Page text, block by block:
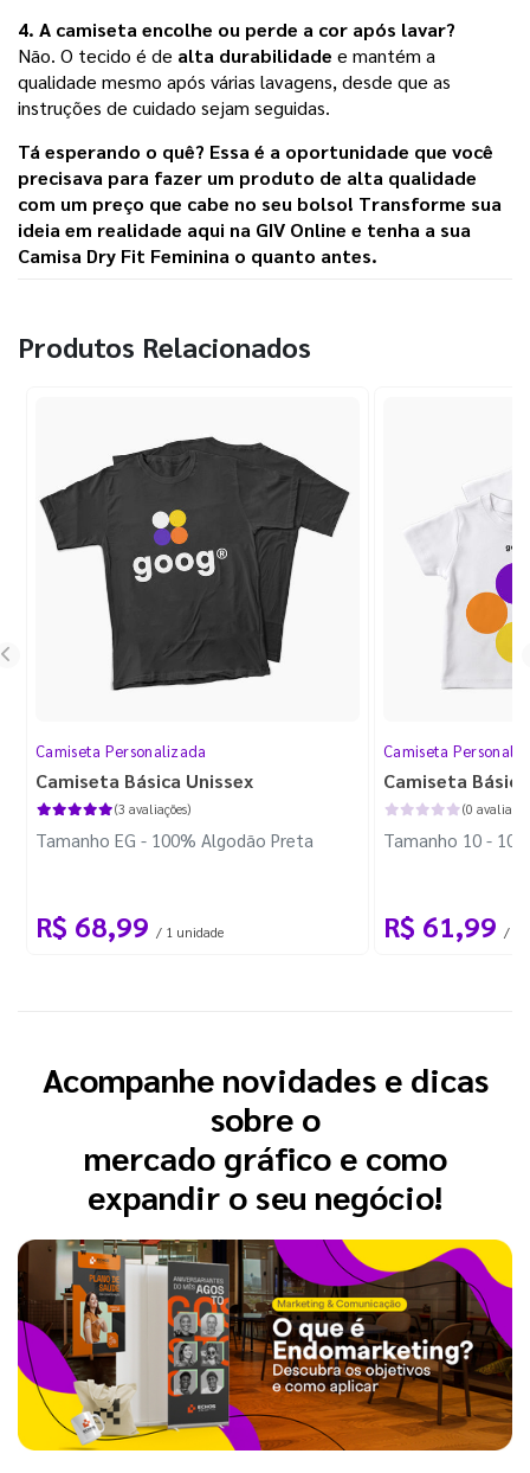
4. A camiseta encolhe ou perde a cor após lavar?
Não. O tecido é de alta durabilidade e mantém a
qualidade mesmo após várias lavagens, desde que as
instruções de cuidado sejam seguidas.
Tá esperando o quê? Essa é a oportunidade que você
precisava para fazer um produto de alta qualidade
com um preço que cabe no seu bolso! Transforme sua
ideia em realidade aqui na GIV Online e tenha a sua
Camisa Dry Fit Feminina o quanto antes.
Produtos Relacionados
Camiseta Personalizada
Camiseta Básica Unissex
(3 avaliações)
Tamanho EG - 100% Algodão Preta
R$ 68,99 / 1 unidade
Camiseta
Camiseta
(0
Tamanho 10 -
R$ 61,99 / 1
Acompanhe novidades e dicas
sobre o
mercado gráfico e como
expandir o seu negócio!